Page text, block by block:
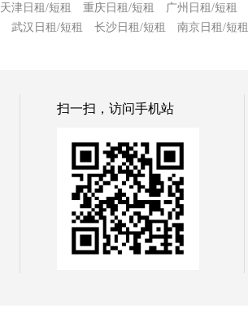
天津日租/短租 重庆日租/短租 广州日租/短租
武汉日租/短租 长沙日租/短租 南京日租/短租
扫一扫，访问手机站